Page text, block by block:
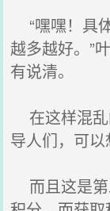
“嘿嘿！具
越多越好。”
有说清。
在这样混乱
导人们，可以
而且这是第